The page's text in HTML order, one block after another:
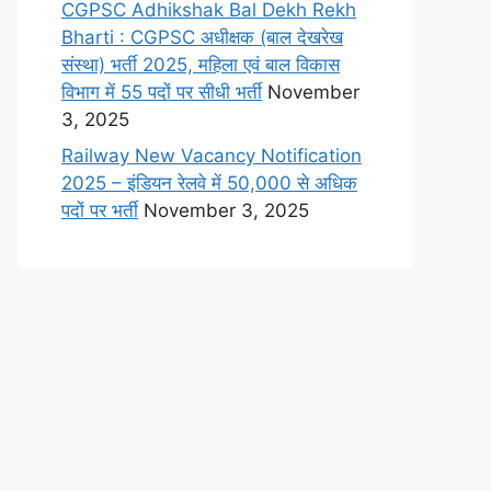
CGPSC Adhikshak Bal Dekh Rekh
Bharti : CGPSC अधीक्षक (बाल देखरेख
संस्था) भर्ती 2025, महिला एवं बाल विकास
विभाग में 55 पदों पर सीधी भर्ती November
3, 2025
Railway New Vacancy Notification
2025 – इंडियन रेलवे में 50,000 से अधिक
पदों पर भर्ती November 3, 2025